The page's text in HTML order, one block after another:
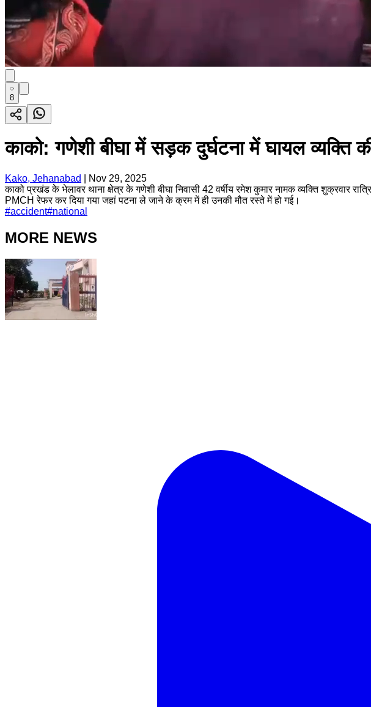
8
काको: गणेशी बीघा में सड़क दुर्घटना में घायल व्यक्ति
Kako, Jehanabad
Nov 29, 2025
काको प्रखंड के भेलावर थाना क्षेत्र के गणेशी बीघा निवासी 42 वर्षीय रमेश कुमार नामक व्यक्ति शुक्रवार
PMCH रेफर कर दिया गया जहां पटना ले जाने के क्रम में ही उनकी मौत रस्ते में हो गई।
#accident#national
MORE NEWS